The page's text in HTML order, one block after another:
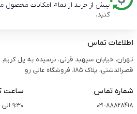
پیش از خرید از تمام امکانات
کنید.
اطلاعات تماس
تهران، خیابان سپهبد قرنی، نرسیده به پل
قصرالدشتی،‌ پلاک 185، فروشگاه عالی رو
شماره تماس
021-88828418
ساعت
9:30 الی 20:00